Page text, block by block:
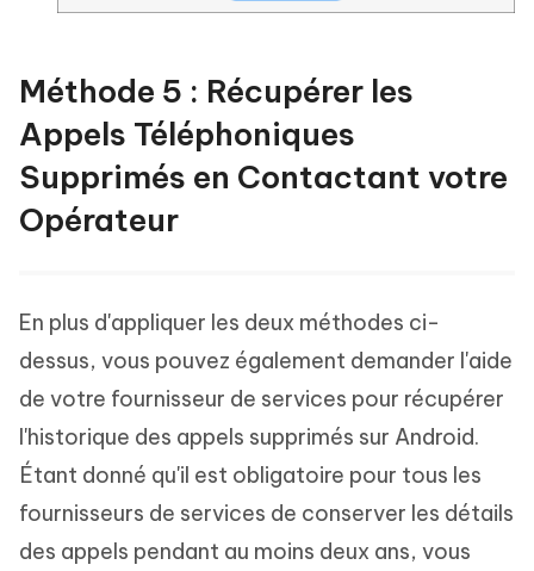
Méthode 5 : Récupérer les
Appels Téléphoniques
Supprimés en Contactant votre
Opérateur
En plus d'appliquer les deux méthodes ci-
dessus, vous pouvez également demander l'aide
de votre fournisseur de services pour récupérer
l'historique des appels supprimés sur Android.
Étant donné qu'il est obligatoire pour tous les
fournisseurs de services de conserver les détails
des appels pendant au moins deux ans, vous